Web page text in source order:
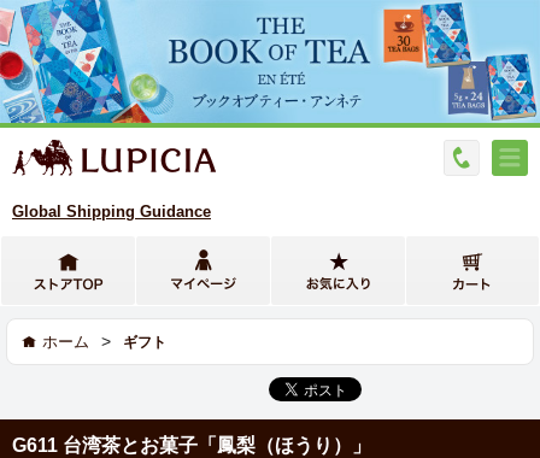
Global Shipping Guidance
ホーム > ギフト
G611 台湾茶とお菓子「鳳梨（ほうり）」